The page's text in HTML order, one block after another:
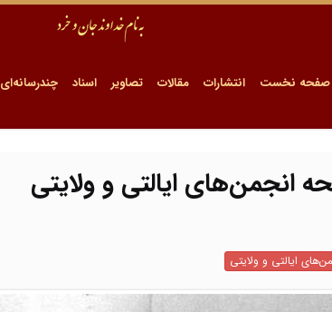
صفحه نخست انتشارات مقالات تصاویر اسناد چندرسانه‌ای
انجمن‌های ایالتی و ولایتی
ایالتی و ولایتی